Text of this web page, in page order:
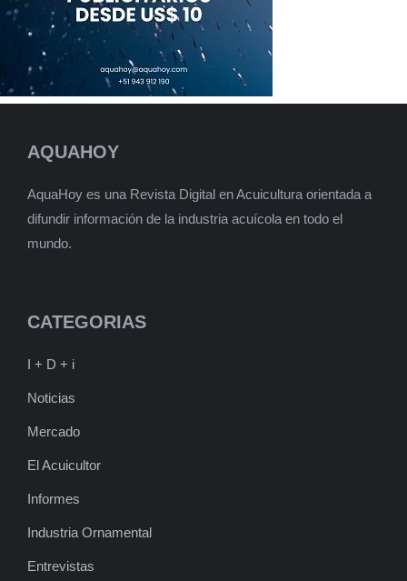
AQUAHOY
AquaHoy es una Revista Digital en Acuicultura orientada a
difundir información de la industria acuícola en todo el
mundo.
CATEGORIAS
I + D + i
Noticias
Mercado
El Acuicultor
Informes
Industria Ornamental
Entrevistas